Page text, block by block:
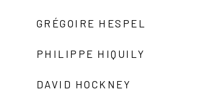
GRÉGOIRE HESPEL
PHILIPPE HIQUILY
DAVID HOCKNEY